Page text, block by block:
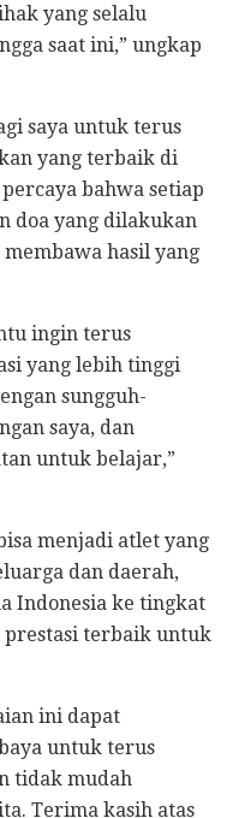
yang selalu
saat ini,” ungkap
saya untuk terus
yang terbaik di
bahwa setiap
doa yang dilakukan
hasil yang
ingin terus
yang lebih tinggi
sungguh-
saya, dan
untuk belajar,”
menjadi atlet yang
dan daerah,
Indonesia ke tingkat
terbaik untuk
ini dapat
untuk terus
tidak mudah
Terima kasih atas